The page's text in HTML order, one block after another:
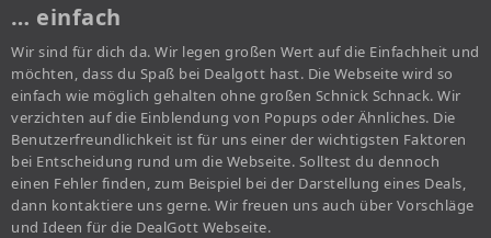
… einfach
Wir sind für dich da. Wir legen großen Wert auf die Einfachheit und
möchten, dass du Spaß bei Dealgott hast. Die Webseite wird so
einfach wie möglich gehalten ohne großen Schnick Schnack. Wir
verzichten auf die Einblendung von Popups oder Ähnliches. Die
Benutzerfreundlichkeit ist für uns einer der wichtigsten Faktoren
bei Entscheidung rund um die Webseite. Solltest du dennoch
einen Fehler finden, zum Beispiel bei der Darstellung eines Deals,
dann kontaktiere uns gerne. Wir freuen uns auch über Vorschläge
und Ideen für die DealGott Webseite.